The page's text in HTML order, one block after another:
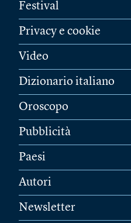
Festival
Privacy e cookie
Video
Dizionario italiano
Oroscopo
Pubblicità
Paesi
Autori
Newsletter